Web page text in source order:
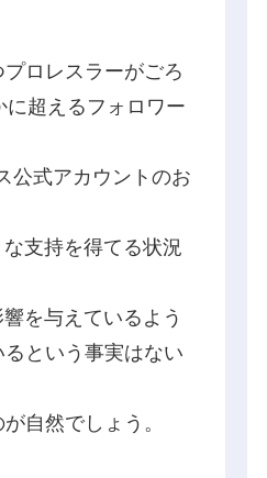
ロレスラーがごろ
超えるフォロワー
公式アカウントのお
支持を得てる状況
を与えているよう
という事実はない
自然でしょう。